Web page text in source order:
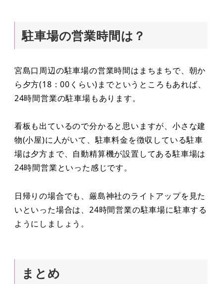
駐車場の営業時間は？
宮島口周辺の駐車場の営業時間はまちまちで、朝か
ら夕方(18：00くらい)までというところもあれば、
24時間営業の駐車場もあります。
看板も出ているので分かると思いますが、小さな建
物(小屋)に人がいて、駐車料金を徴収している駐車
場は夕方まで、自動精算機が設置してある駐車場は
24時間営業といった感じです。
日帰りの場合でも、厳島神社のライトアップを見た
いといった場合は、24時間営業の駐車場に駐車する
ようにしましょう。
まとめ